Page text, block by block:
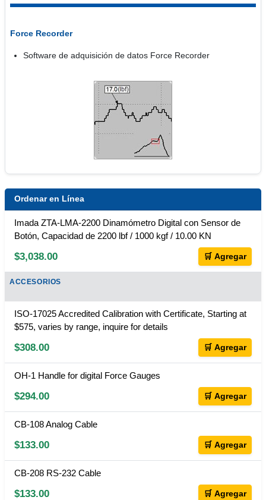
Force Recorder
Software de adquisición de datos Force Recorder
Ordenar en Línea
Imada ZTA-LMA-2200 Dinamómetro Digital con Sensor de
Botón, Capacidad de 2200 lbf / 1000 kgf / 10.00 KN
$3,038.00 🛒 Agregar
ACCESORIOS
ISO-17025 Accredited Calibration with Certificate, Starting at
$575, varies by range, inquire for details
$308.00 🛒 Agregar
OH-1 Handle for digital Force Gauges
$294.00 🛒 Agregar
CB-108 Analog Cable
$133.00 🛒 Agregar
CB-208 RS-232 Cable
$133.00 🛒 Agregar